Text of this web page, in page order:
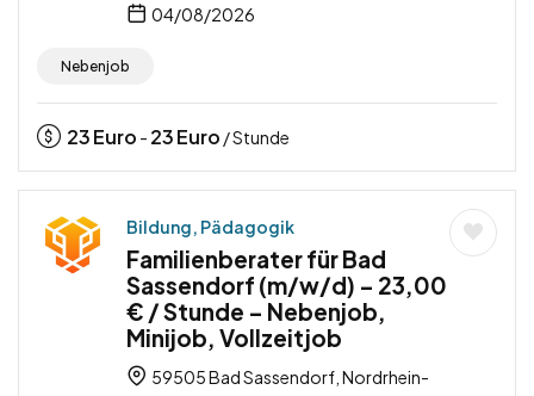
04/08/2026
Nebenjob
23Euro - 23Euro / Stunde
Bildung, Pädagogik
Familienberater für Bad
Sassendorf (m/w/d) – 23,00
€ / Stunde – Nebenjob,
Minijob, Vollzeitjob
59505 Bad Sassendorf, Nordrhein-